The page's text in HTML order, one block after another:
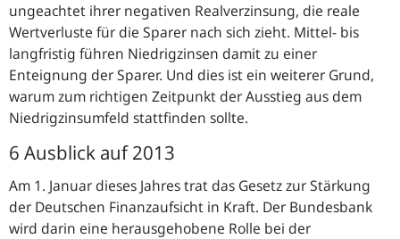
ungeachtet ihrer negativen Realverzinsung, die reale
Wertverluste für die Sparer nach sich zieht. Mittel- bis
langfristig führen Niedrigzinsen damit zu einer
Enteignung der Sparer. Und dies ist ein weiterer Grund,
warum zum richtigen Zeitpunkt der Ausstieg aus dem
Niedrigzinsumfeld stattfinden sollte.
6 Ausblick auf 2013
Am 1. Januar dieses Jahres trat das Gesetz zur Stärkung
der Deutschen Finanzaufsicht in Kraft. Der Bundesbank
wird darin eine herausgehobene Rolle bei der